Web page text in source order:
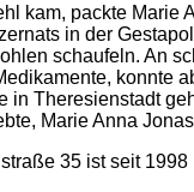
kam, packte Marie
in der
schaufeln. An
konnte
in Theresienstadt
Marie Anna
35 ist seit